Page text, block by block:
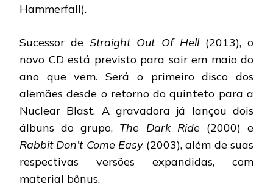
Hammerfall).
Sucessor deStraight Out Of Hell(2013), o
novo CD está previsto para sair em maio do
ano que vem. Será o primeiro disco dos
alemães desde o retorno do quinteto para a
Nuclear Blast. A gravadora já lançou dois
álbuns do grupo, The Dark Ride (2000) e
Rabbit Don’t Come Easy(2003), além de suas
respectivas versões expandidas, com
material bônus.